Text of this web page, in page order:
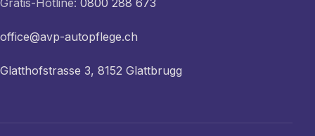
office@avp-autopflege.ch
Glatthofstrasse 3, 8152 Glattbrugg